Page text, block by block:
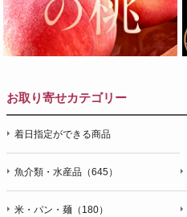
お取り寄せカテゴリー
着日指定ができる商品
魚介類・水産品（645）
米・パン・麺（180）